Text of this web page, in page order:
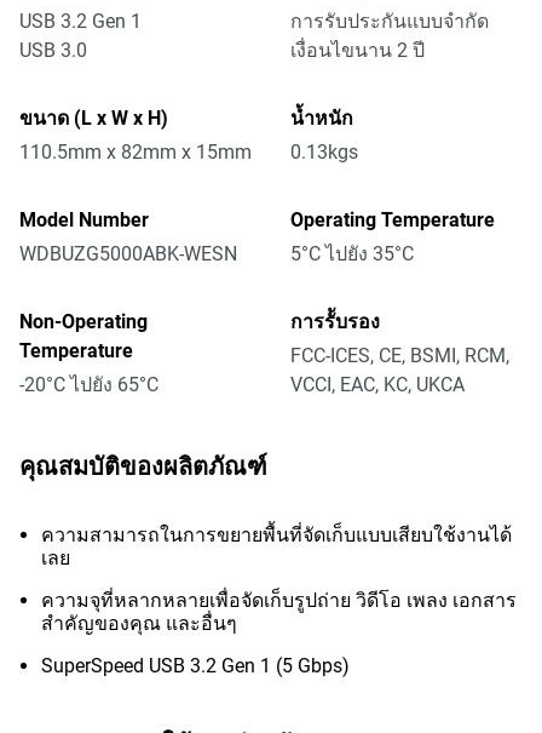
USB 3.2 Gen 1
USB 3.0
การรับประกันแบบจำกัด
เงื่อนไขนาน 2 ปี
ขนาด (L x W x H)
110.5mm x 82mm x 15mm
น้ำหนัก
0.13kgs
Model Number
WDBUZG5000ABK-WESN
Operating Temperature
5°C ไปยัง 35°C
Non-Operating
Temperature
-20°C ไปยัง 65°C
การรัับรอง
FCC-ICES, CE, BSMI, RCM,
VCCI, EAC, KC, UKCA
คุณสมบัติของผลิตภัณฑ์
ความสามารถในการขยายพื้นที่จัดเก็บแบบเสียบใช้งานได้
เลย
ความจุที่หลากหลายเพื่อจัดเก็บรูปถ่าย วิดีโอ เพลง เอกสาร
สำคัญของคุณ และอื่นๆ
SuperSpeed USB 3.2 Gen 1 (5 Gbps)